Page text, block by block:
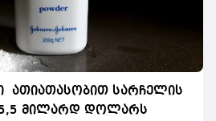
ი ათიათასობით სარჩელის
მილარდ დოლარს